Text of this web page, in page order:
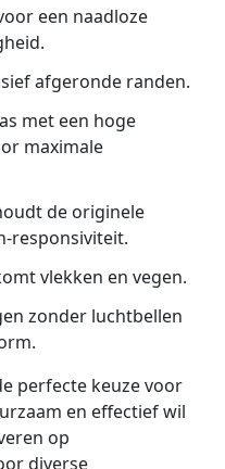
een naadloze
afgeronde randen.
met een hoge
maximale
de originele
responsiviteit.
vlekken en vegen.
zonder luchtbellen
perfecte keuze voor
en effectief wil
op
diverse